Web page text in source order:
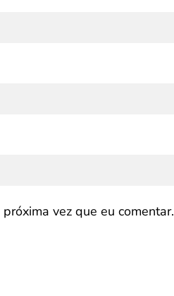
vez que eu comentar.